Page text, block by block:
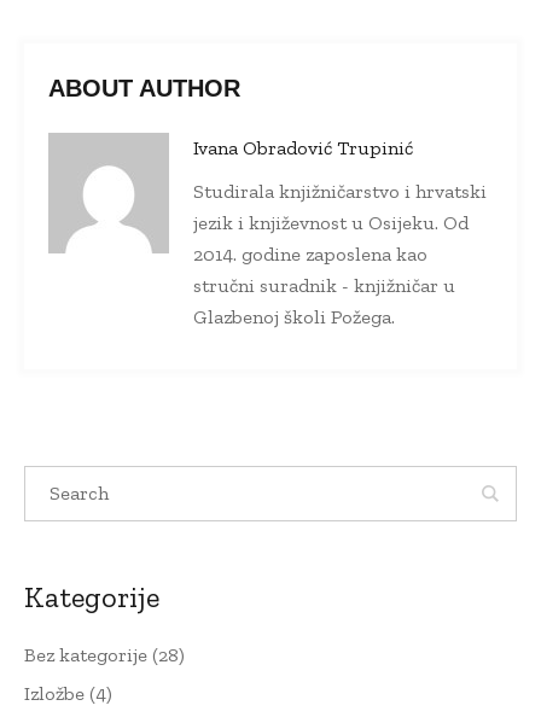
ABOUT AUTHOR
Ivana Obradović Trupinić
Studirala knjižničarstvo i hrvatski
jezik i književnost u Osijeku. Od
2014. godine zaposlena kao
stručni suradnik - knjižničar u
Glazbenoj školi Požega.
Kategorije
Bez kategorije (28)
Izložbe (4)